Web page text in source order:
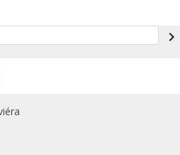
navigate_next